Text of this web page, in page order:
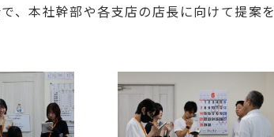
、本社幹部や各支店の店長に向けて提案を